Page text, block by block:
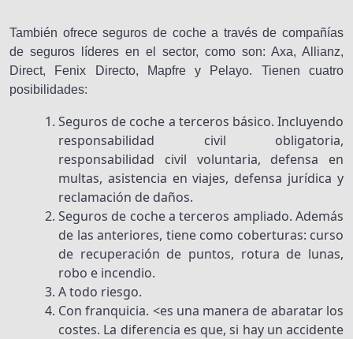
También ofrece seguros de coche a través de compañías
de seguros líderes en el sector, como son: Axa, Allianz,
Direct, Fenix Directo, Mapfre y Pelayo. Tienen cuatro
posibilidades:
Seguros de coche a terceros básico. Incluyendo
responsabilidad civil obligatoria,
responsabilidad civil voluntaria, defensa en
multas, asistencia en viajes, defensa jurídica y
reclamación de daños.
Seguros de coche a terceros ampliado. Además
de las anteriores, tiene como coberturas: curso
de recuperación de puntos, rotura de lunas,
robo e incendio.
A todo riesgo.
Con franquicia. <es una manera de abaratar los
costes. La diferencia es que, si hay un accidente